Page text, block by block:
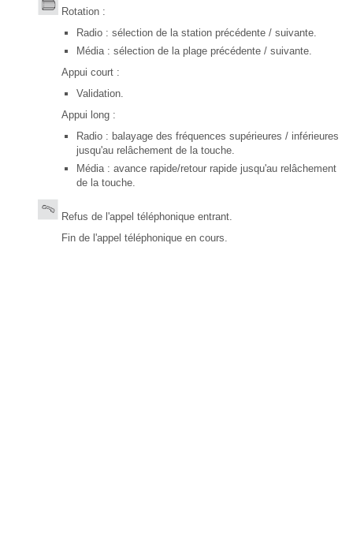
Rotation :
Radio : sélection de la station précédente / suivante.
Média : sélection de la plage précédente / suivante.
Appui court :
Validation.
Appui long :
Radio : balayage des fréquences supérieures / inférieures
jusqu'au relâchement de la touche.
Média : avance rapide/retour rapide jusqu'au relâchement
de la touche.
Refus de l'appel téléphonique entrant.
Fin de l'appel téléphonique en cours.